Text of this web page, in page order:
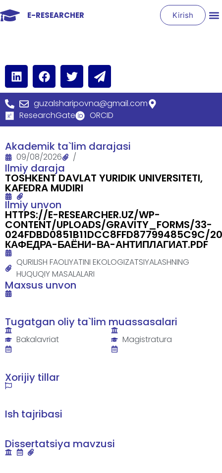
E-RESEARCHER Kirish
guzalsharipovna@gmail.com
ResearchGate
ORCID
Akademik ta`lim darajasi
09/08/2026 /
Ilmiy daraja
TOSHKENT DAVLAT YURIDIK UNIVERSITETI,
KAFEDRA MUDIRI
Ilmiy unvon
HTTPS://E-RESEARCHER.UZ/WP-
CONTENT/UPLOADS/GRAVITY_FORMS/33-
024FDBD0851B11DCC8FFD87799485C9C/
КАФЕДРА-БАЁНИ-ВА-АНТИПЛАГИАТ.PDF
QURILISH FAOLIYATINI EKOLOGIZATSIYALASHNING
HUQUQIY MASALALARI
Maxsus unvon
Tugatgan oliy ta`lim muassasalari
Bakalavriat Magistratura
Xorijiy tillar
Ish tajribasi
Dissertatsiya mavzusi